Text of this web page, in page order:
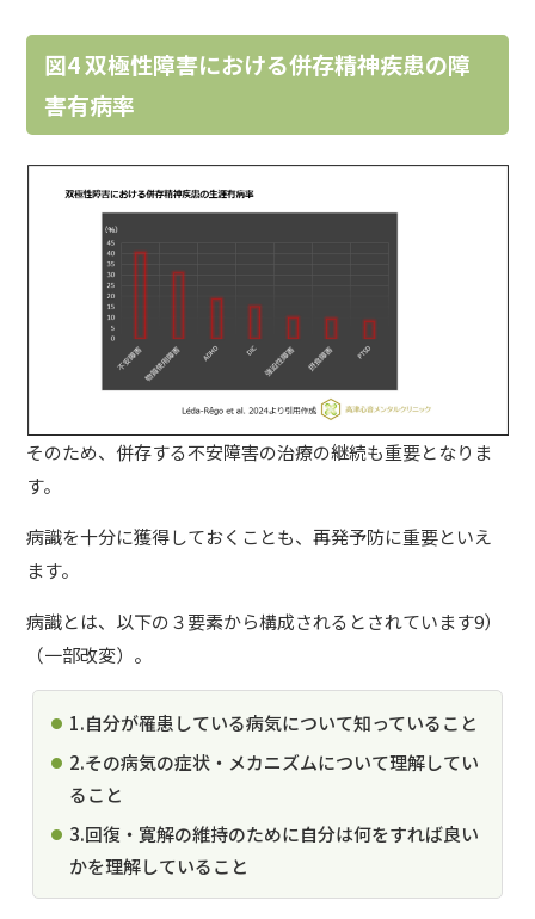
図4 双極性障害における併存精神疾患の障
害有病率
そのため、併存する不安障害の治療の継続も重要となりま
す。
病識を十分に獲得しておくことも、再発予防に重要といえ
ます。
病識とは、以下の３要素から構成されるとされています9）
（一部改変）。
1.自分が罹患している病気について知っていること
2.その病気の症状・メカニズムについて理解してい
ること
3.回復・寛解の維持のために自分は何をすれば良い
かを理解していること